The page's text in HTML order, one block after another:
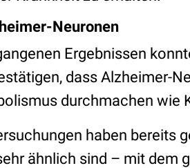
Neuronen
Ergebnissen
dass Alzheimer-
durchmachen wie
haben bereits
ähnlich sind – mit dem